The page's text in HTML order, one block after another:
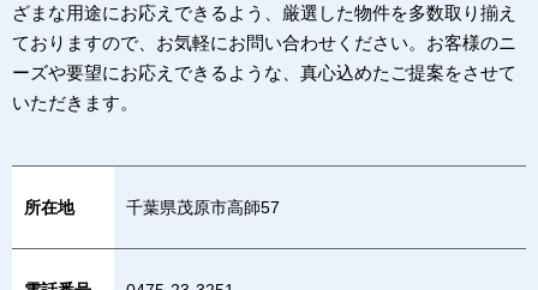
ざまな用途にお応えできるよう、厳選した物件を多数取り揃え
ておりますので、お気軽にお問い合わせください。お客様のニ
ーズや要望にお応えできるような、真心込めたご提案をさせて
いただきます。
所在地 千葉県茂原市高師57